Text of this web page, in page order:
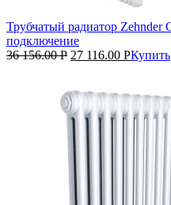
Трубчатый радиатор Zehnder
подключение
36 156.00Р 27 116.00 РКупить